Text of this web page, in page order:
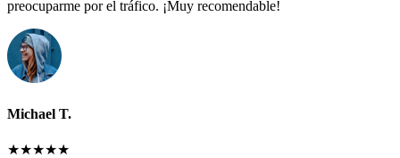
preocuparme por el tráfico. ¡Muy recomendable!
Michael T.
★★★★★